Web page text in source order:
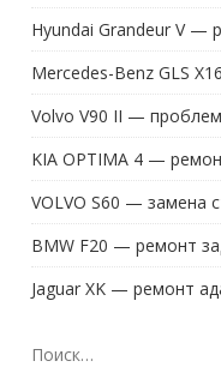
Hyundai Grandeur V —
Mercedes-Benz GLS
Volvo V90 II —
KIA OPTIMA 4 —
VOLVO S60 — замена
BMW F20 — ремонт
Jaguar XK — ремонт